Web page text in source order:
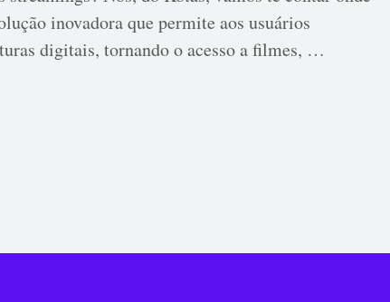
inovadora que permite aos usuários
digitais, tornando o acesso a filmes, …